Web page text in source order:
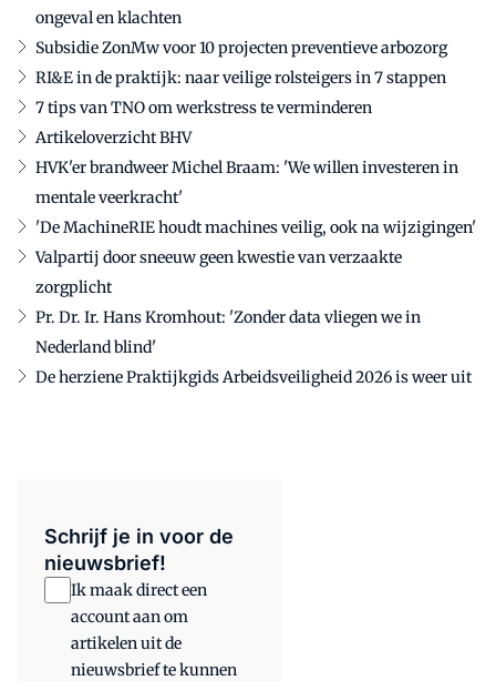
ongeval en klachten
Subsidie ZonMw voor 10 projecten preventieve arbozorg
RI&E in de praktijk: naar veilige rolsteigers in 7 stappen
7 tips van TNO om werkstress te verminderen
Artikeloverzicht BHV
HVK'er brandweer Michel Braam: 'We willen investeren in
mentale veerkracht'
'De MachineRIE houdt machines veilig, ook na wijzigingen'
Valpartij door sneeuw geen kwestie van verzaakte
zorgplicht
Pr. Dr. Ir. Hans Kromhout: 'Zonder data vliegen we in
Nederland blind'
De herziene Praktijkgids Arbeidsveiligheid 2026 is weer uit
Schrijf je in voor de
nieuwsbrief!
Ik maak direct een
account aan om
artikelen uit de
nieuwsbrief te kunnen